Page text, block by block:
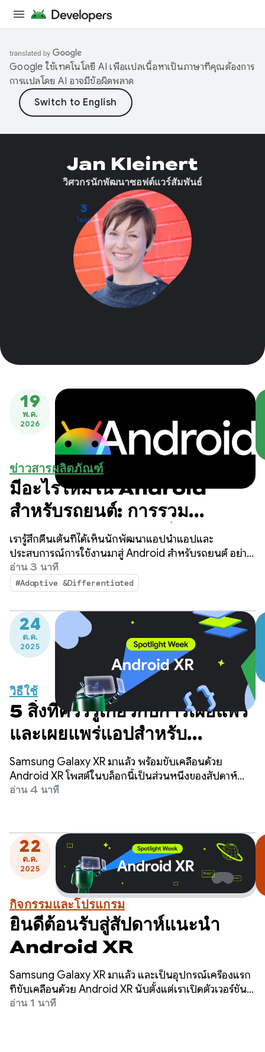
Google ใช้เทคโนโลยี AI เพื่อแปลเนื้อหาเป็นภาษาที่คุณต้องการ
การแปลโดย AI อาจมีข้อผิดพลาด
3
โพสต์
Jan Kleinert
วิศวกรนักพัฒนาซอฟต์แวร์สัมพันธ์
19
พ.ค.
2026
ข่าวสารผลิตภัณฑ์
มีอะไรใหม่ใน Android
สำหรับรถยนต์: การรวม
แพลตฟอร์มและปลดล็อก
ประสบการณ์ระดับพรีเมียม
เรารู้สึกตื่นเต้นที่ได้เห็นนักพัฒนาแอปนำแอปและ
ประสบการณ์การใช้งานมาสู่ Android สำหรับรถยนต์ อย่าง
ต่อเนื่อง ในช่วงปีที่ผ่านมา เราได้เห็นการเติบโตและแรงผลัก
ดันที่แข็งแกร่งในระบบนิเวศของแอปบน Android Auto
และรถยนต์ที่มี Google ในตัว
อ่าน 3 นาที
#Adaptive &Differentiated
24
ต.ค.
2025
วิธีใช้
5 สิ่งที่ควรรู้เกี่ยวกับการเผยแพร่
และเผยแพร่แอปสำหรับ
Android XR
Samsung Galaxy XR มาแล้ว พร้อมขับเคลื่อนด้วย
Android XR โพสต์ในบล็อกนี้เป็นส่วนหนึ่งของสัปดาห์
แนะนำ Android XR ซึ่งเราจะนำเสนอแหล่งข้อมูลต่างๆ
แอปให้พร้อมสำหรับ Android XR
อ่าน 4 นาที
22
ต.ค.
2025
กิจกรรมและโปรแกรม
ยินดีต้อนรับสู่สัปดาห์แนะนำ
Android XR
Samsung Galaxy XR มาแล้ว และเป็นอุปกรณ์เครื่องแรก
ที่ขับเคลื่อนด้วย Android XR นับตั้งแต่เราเปิดตัวเวอร์ชัน
ตัวอย่างสำหรับนักพัฒนาแพลตฟอร์มเมื่อเดือนธันวาคมที่
อ่าน 1 นาที